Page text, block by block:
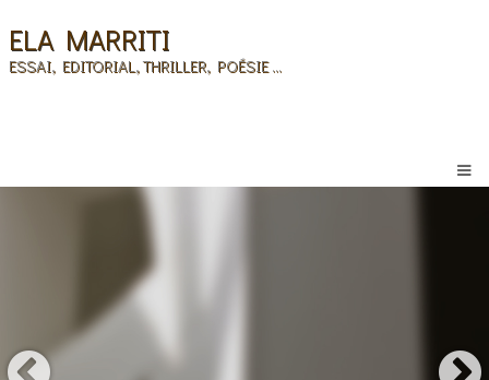
ELA MARRITI
ESSAI, EDITORIAL, THRILLER, POÉSIE ...